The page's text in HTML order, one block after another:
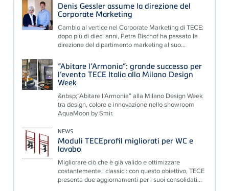
Denis Gessler assume la direzione del
Corporate Marketing
Cambio al vertice nel Corporate Marketing di TECE:
dopo più di dieci anni, Petra Bischof ha passato la
direzione del dipartimento marketing al suo...
“Abitare l’Armonia”: grande successo per
l’evento TECE Italia alla Milano Design
Week
&nbsp;“Abitare l’Armonia” alla Milano Design Week
tra design, colore e innovazione nello showroom
AquaMoon by Smir.
NEWS
Moduli TECEprofil migliorati per WC e
lavabo
Migliorare ciò che è già valido e ottimizzare
costantemente i classici: con questo obiettivo, TECE
presenta due aggiornamenti per i suoi consolidati...